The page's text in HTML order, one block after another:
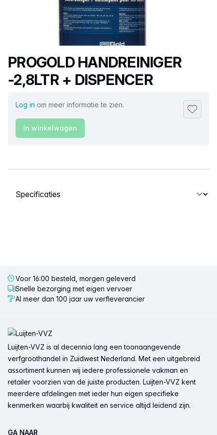
Productnaam
PROGOLD HANDREINIGER
-2,8LTR + DISPENCER
Log in om meer informatie te zien.
In winkelwagen
Selecteer een tabblad
Voor 16:00 besteld, morgen geleverd
Snelle bezorging met eigen vervoer
Al meer dan 100 jaar uw verfleverancier
Luijten-VVZ is al decennia lang een toonaangevende
verfgroothandel in Zuidwest Nederland. Met een uitgebreid
assortiment kunnen wij iedere professionele vakman en
retailer voorzien van de juiste producten. Luijten-VVZ kent
meerdere afdelingen met ieder hun eigen specifieke
kenmerken waarbij kwaliteit en service altijd leidend zijn.
GA NAAR